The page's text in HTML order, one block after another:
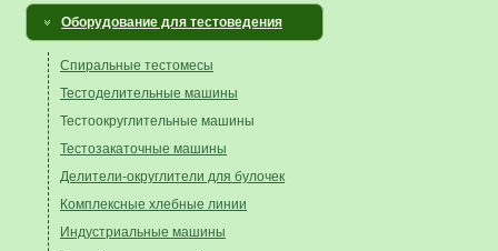
Оборудование для тестоведения
Спиральные тестомесы
Тестоделительные машины
Тестоокруглительные машины
Тестозакаточные машины
Делители-округлители для булочек
Комплексные хлебные линии
Индустриальные машины